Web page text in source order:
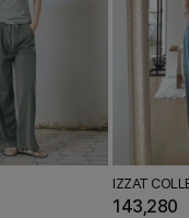
IZZAT
143,280